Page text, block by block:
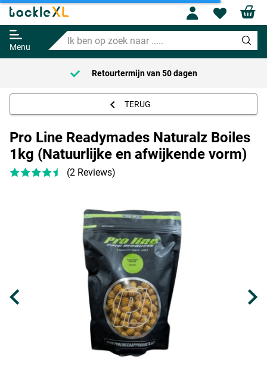
Menu
Ik
ben
op
zoek
naar
Profile
Pro Line Readymades Naturalz
Boiles 1kg (Natuurlijke en
afwijkende vorm)
11.95
Voor 23:59 Besteld
TERUG
Pro Line Readymades Naturalz Boiles
1kg (Natuurlijke en afwijkende vorm)
(2 Reviews)